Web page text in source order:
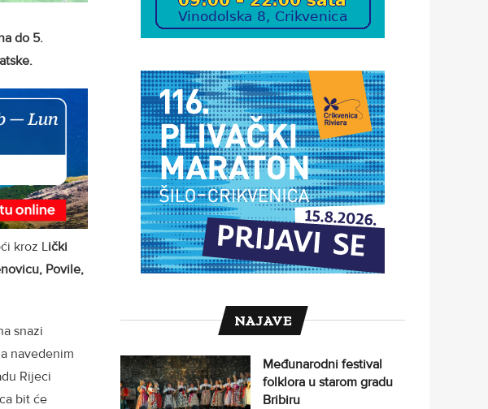
do 5.
kroz Lički
Povile,
snazi
navedenim
Rijeci
bit će
NAJAVE
Međunarodni festival
folklora u starom gradu
Bribiru